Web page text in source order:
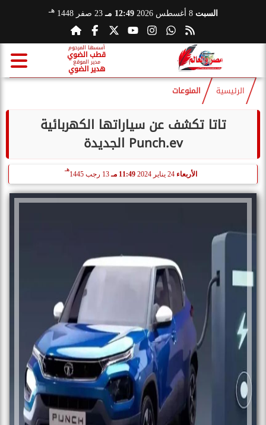
السبت 8 أغسطس 2026 12:49 مـ 23 صفر 1448 هـ
أسسها المرحوم
قطب الضوي
مدير الموقع
هدير الضوي
الرئيسية المنوعات
تاتا تكشف عن سياراتها الكهربائية
Punch.ev الجديدة
الأربعاء 24 يناير 2024 11:49 مـ 13 رجب 1445
هـ